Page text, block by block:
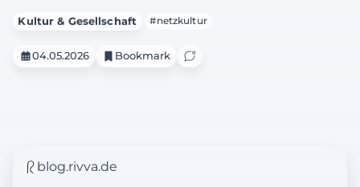
Kultur & Gesellschaft #netzkultur
04.05.2026 Bookmark
blog.rivva.de